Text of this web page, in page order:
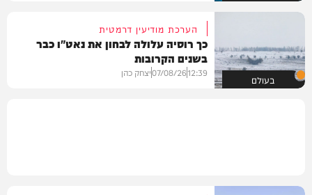
בעולם
הערכת מודיעין דרמטית
כך רוסיה עלולה לבחון את נאט"ו כבר
בשנים הקרובות
12:39
07/08/26יצחק כהן